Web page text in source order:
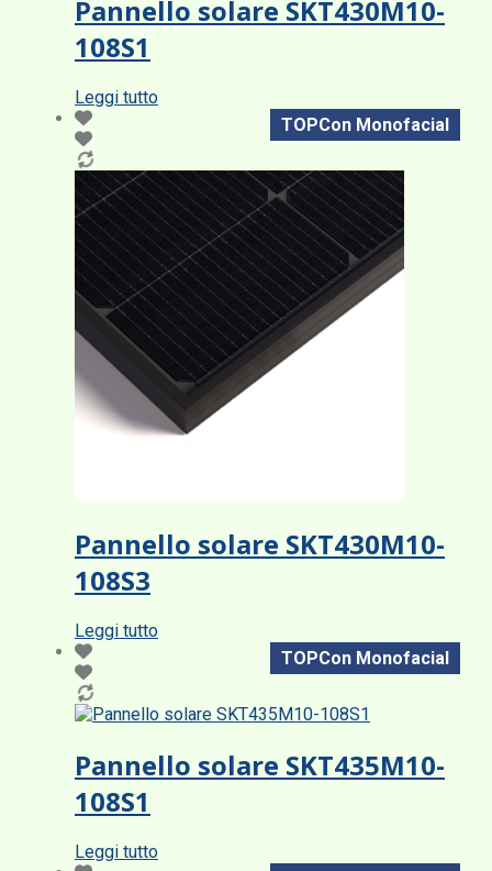
Pannello solare SKT430M10-
108S1
Leggi tutto
Pannello solare SKT430M10-
108S3
Leggi tutto
TOPCon Monofacial
Pannello solare SKT435M10-
108S1
Leggi tutto
TOPCon Monofacial